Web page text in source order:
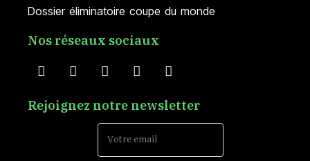
Dossier éliminatoire coupe du monde
Nos réseaux sociaux
Rejoignez notre newsletter